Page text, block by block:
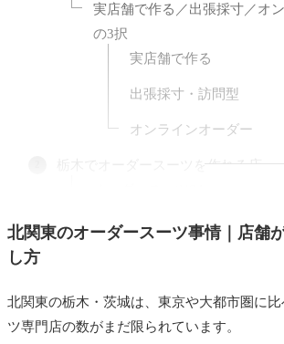
実店舗で作る／出張採寸／オ
の3択
実店舗で作る
出張採寸・訪問型
オンラインオーダー
栃木でオーダースーツを作れる店
KASHIYAMA 栃木・FKD宇都
be noble TAILORING 宇都宮店
北関東のオーダースーツ事情｜店舗
し方
北関東の栃木・茨城は、東京や大都市圏に
ツ専門店の数がまだ限られています。